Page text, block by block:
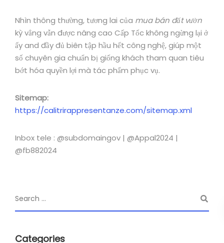
Nhìn thông thường, tương lai của mua bán đất vườn
kỳ vẳng vẫn được nâng cao Cấp Tốc không ngừng lại ở
ấy and đầy đủ biên tập hầu hết công nghệ, giúp một
số chuyên gia chuẩn bị giống khách tham quan tiêu
bớt hóa quyền lợi mà tác phẩm phục vụ.
Sitemap:
https://calitrirappresentanze.com/sitemap.xml
Inbox tele : @subdomaingov | @Appal2024 |
@fb882024
Categories